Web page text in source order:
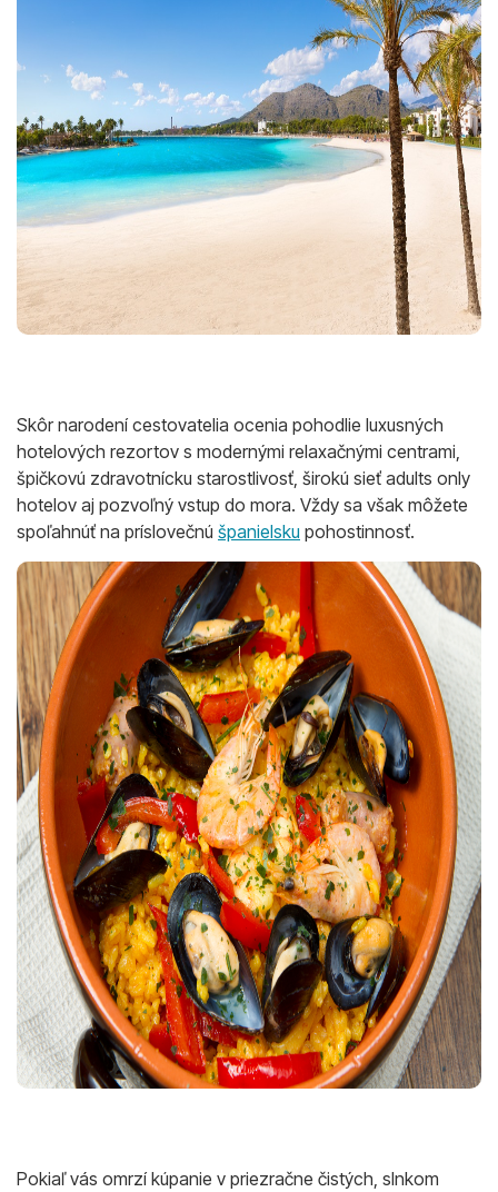
Skôr narodení cestovatelia ocenia pohodlie luxusných
hotelových rezortov s modernými relaxačnými centrami,
špičkovú zdravotnícku starostlivosť, širokú sieť adults only
hotelov aj pozvoľný vstup do mora. Vždy sa však môžete
spoľahnúť na príslovečnú španielsku pohostinnosť.
Pokiaľ vás omrzí kúpanie v priezračne čistých, slnkom